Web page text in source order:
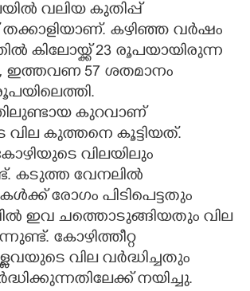
വലിയ കുതിപ്പ്
കഴിഞ്ഞ വര്‍ഷം
കിലോയ്ക്ക് 23 രൂപയായിരുന്ന
ഇത്തവണ 57 ശതമാനം
കുറവാണ്
വില കുത്തനെ കൂട്ടിയത്.
വിലയിലും
കടുത്ത വേനലില്‍
രോഗം പിടിപെട്ടതും
ഇവ ചത്തൊടുങ്ങിയതും വില
കോഴിത്തീറ്റ
വില വര്‍ദ്ധിച്ചതും
നയിച്ചു.